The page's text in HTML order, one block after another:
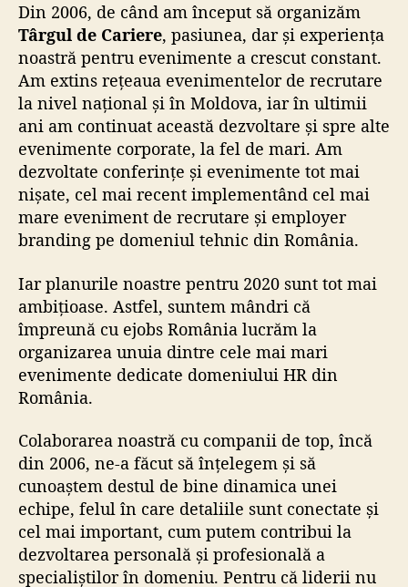
Din 2006, de când am început să organizăm
Târgul de Cariere, pasiunea, dar și experiența
noastră pentru evenimente a crescut constant.
Am extins rețeaua evenimentelor de recrutare
la nivel național și în Moldova, iar în ultimii
ani am continuat această dezvoltare și spre alte
evenimente corporate, la fel de mari. Am
dezvoltate conferințe și evenimente tot mai
nișate, cel mai recent implementând cel mai
mare eveniment de recrutare și employer
branding pe domeniul tehnic din România.
Iar planurile noastre pentru 2020 sunt tot mai
ambițioase. Astfel, suntem mândri că
împreună cu ejobs România lucrăm la
organizarea unuia dintre cele mai mari
evenimente dedicate domeniului HR din
România.
Colaborarea noastră cu companii de top, încă
din 2006, ne-a făcut să înțelegem și să
cunoaștem destul de bine dinamica unei
echipe, felul în care detaliile sunt conectate și
cel mai important, cum putem contribui la
dezvoltarea personală și profesională a
specialiștilor în domeniu. Pentru că liderii nu